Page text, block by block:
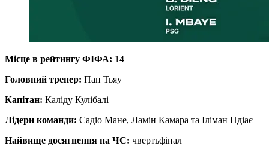
Місце в рейтингу ФІФА: 14
Головний тренер: Пап Тьяу
Капітан: Каліду Кулібалі
Лідери команди: Садіо Мане, Ламін Камара та Іліман Ндіає
Найвище досягнення на ЧС: чвертьфінал